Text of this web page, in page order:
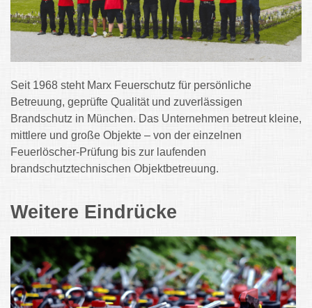
Seit 1968 steht Marx Feuerschutz für persönliche
Betreuung, geprüfte Qualität und zuverlässigen
Brandschutz in München. Das Unternehmen betreut kleine,
mittlere und große Objekte – von der einzelnen
Feuerlöscher-Prüfung bis zur laufenden
brandschutztechnischen Objektbetreuung.
Weitere Eindrücke